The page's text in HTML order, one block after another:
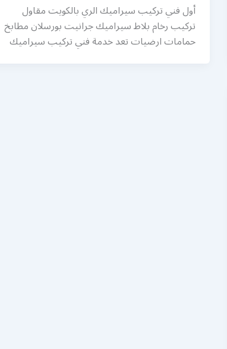
أول فني تركيب سيراميك الري بالكويت مقاول
تركيب رخام بلاط سيراميك جرانيت بورسلان مطابخ
حمامات ارضيات تعد خدمة فني تركيب سيراميك